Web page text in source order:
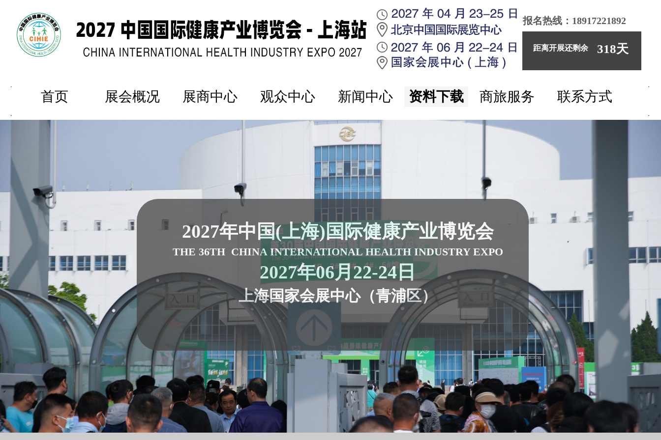
报名热线：18917221892
318天
距离开展还剩余
首页 展会概况 展商中心 观众中心 新闻中心 资料下载 商旅服务 联系方式
2027年中国(上海)国际健康产业博览会
THE 36TH CHINA INTERNATIONAL HEALTH INDUSTRY EXPO
2027年06月22-24日
上海国家会展中心（青浦区）